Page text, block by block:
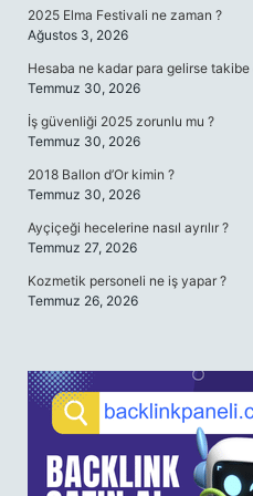
2025 Elma Festivali ne zaman ?
Ağustos 3, 2026
Hesaba ne kadar para gelirse
Temmuz 30, 2026
İş güvenliği 2025 zorunlu mu ?
Temmuz 30, 2026
2018 Ballon d’Or kimin ?
Temmuz 30, 2026
Ayçiçeği hecelerine nasıl ayrılır ?
Temmuz 27, 2026
Kozmetik personeli ne iş yapar ?
Temmuz 26, 2026